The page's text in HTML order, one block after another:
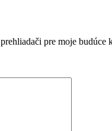
pre moje budúce